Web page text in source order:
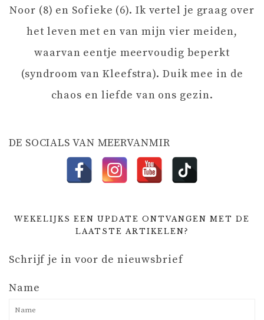
G
T
E
Noor (8) en Sofieke (6). Ik vertel je graag over
het leven met en van mijn vier meiden,
waarvan eentje meervoudig beperkt
(syndroom van Kleefstra). Duik mee in de
chaos en liefde van ons gezin.
DE SOCIALS VAN MEERVANMIR
WEKELIJKS EEN UPDATE ONTVANGEN MET DE
LAATSTE ARTIKELEN?
Schrijf je in voor de nieuwsbrief
Name